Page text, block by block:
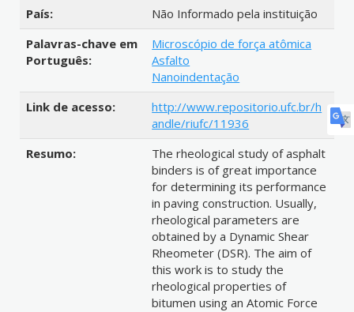
País:
Não Informado pela instituição
Palavras-chave em
Português:
Microscópio de força atômica
Asfalto
Nanoindentação
Link de acesso:
http://www.repositorio.ufc.br/h
andle/riufc/11936
Resumo:
The rheological study of asphalt
binders is of great importance
for determining its performance
in paving construction. Usually,
rheological parameters are
obtained by a Dynamic Shear
Rheometer (DSR). The aim of
this work is to study the
rheological properties of
bitumen using an Atomic Force